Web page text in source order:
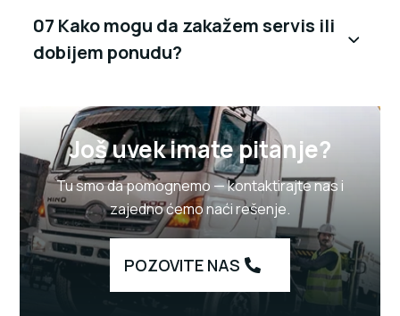
07 Kako mogu da zakažem servis ili
dobijem ponudu?
Još uvek imate pitanje?
Tu smo da pomognemo — kontaktirajte nas i
zajedno ćemo naći rešenje.
POZOVITE NAS